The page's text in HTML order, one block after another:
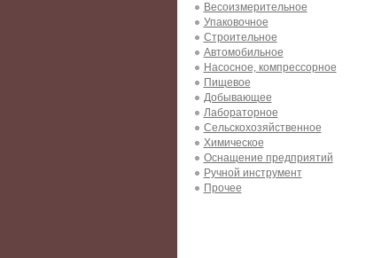
Весоизмерительное
Упаковочное
Строительное
Автомобильное
Насосное, компрессорное
Пищевое
Добывающее
Лабораторное
Сельскохозяйственное
Химическое
Оснащение предприятий
Ручной инструмент
Прочее